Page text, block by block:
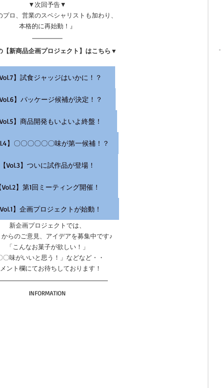
▼次回予告▼
プロ、営業のスペシャリストも加わり、
本格的に再始動！』
新商品企画プロジェクト】はこちら▼
】試食ジャッジはいかに！？
】パッケージ候補が決定！？
】商品開発もいよいよ終盤！
】〇〇〇〇〇〇味が第一候補！？
【Vol.3】ついに試作品が登場！
】第1回ミーティング開催！
】企画プロジェクトが始動！
新企画プロジェクトでは、
らのご意見、アイデアを募集中です♪
「こんなお菓子が欲しい！」
〇味がいいと思う！」などなど・・
ント欄にてお待ちしております！
INFORMATION